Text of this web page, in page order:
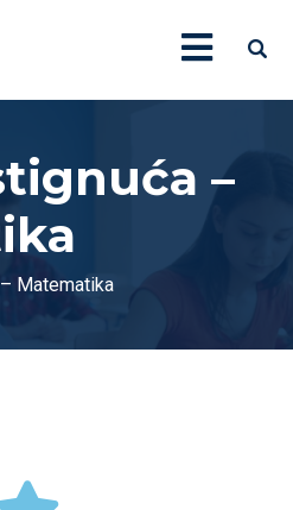
–
Matematika